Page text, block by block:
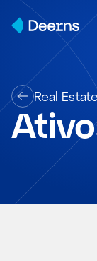
Skip to content
Real